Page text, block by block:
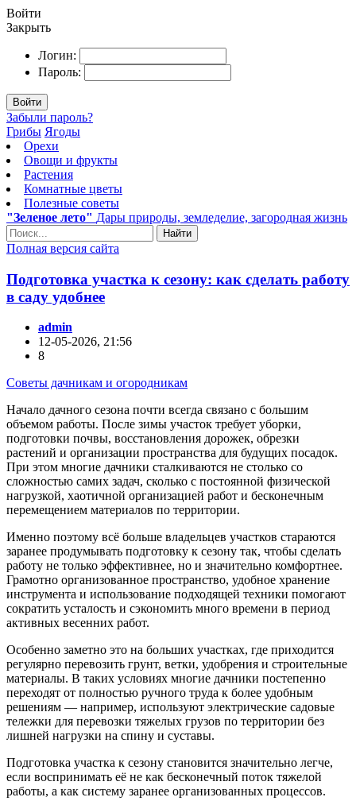
Войти
Закрыть
Логин:
Пароль:
Войти
Забыли пароль?
Грибы Ягоды
Орехи
Овощи и фрукты
Растения
Комнатные цветы
Полезные советы
"Зеленое лето" Дары природы, земледелие, загородная жизнь
Найти
Полная версия сайта
Подготовка участка к сезону: как сделать работу
в саду удобнее
admin
12-05-2026, 21:56
8
Советы дачникам и огородникам
Начало дачного сезона почти всегда связано с большим
объемом работы. После зимы участок требует уборки,
подготовки почвы, восстановления дорожек, обрезки
растений и организации пространства для будущих посадок.
При этом многие дачники сталкиваются не столько со
сложностью самих задач, сколько с постоянной физической
нагрузкой, хаотичной организацией работ и бесконечным
перемещением материалов по территории.
Именно поэтому всё больше владельцев участков стараются
заранее продумывать подготовку к сезону так, чтобы сделать
работу не только эффективнее, но и значительно комфортнее.
Грамотно организованное пространство, удобное хранение
инструмента и использование подходящей техники помогают
сократить усталость и сэкономить много времени в период
активных весенних работ.
Особенно заметно это на больших участках, где приходится
регулярно перевозить грунт, ветки, удобрения и строительные
материалы. В таких условиях многие дачники постепенно
переходят от полностью ручного труда к более удобным
решениям — например, используют электрические садовые
тележки для перевозки тяжелых грузов по территории без
лишней нагрузки на спину и суставы.
Подготовка участка к сезону становится значительно легче,
если воспринимать её не как бесконечный поток тяжелой
работы, а как систему заранее организованных процессов.